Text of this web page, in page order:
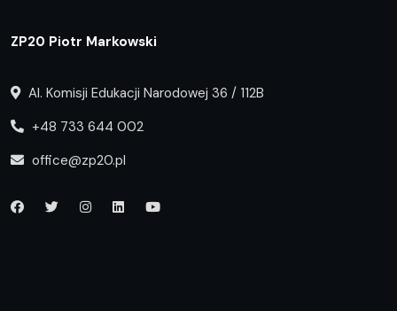
ZP20 Piotr Markowski
Al. Komisji Edukacji Narodowej 36 / 112B
+48 733 644 002
office@zp20.pl